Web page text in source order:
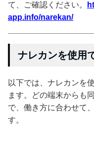
て、ご確認ください。
app.info/narekan/
ナレカンを使用
以下では、ナレカンを
ます。どの端末からも
で、働き方に合わせて
す。